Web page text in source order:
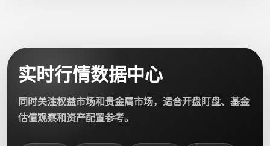
实时行情数据中心
同时关注权益市场和贵金属市场，适合开盘盯盘、基金
估值观察和资产配置参考。